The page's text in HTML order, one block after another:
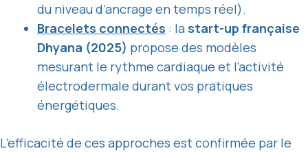
du niveau d’ancrage en temps réel).
Bracelets connectés : la start-up française
Dhyana (2025) propose des modèles
mesurant le rythme cardiaque et l’activité
électrodermale durant vos pratiques
énergétiques.
L’efficacité de ces approches est confirmée par le